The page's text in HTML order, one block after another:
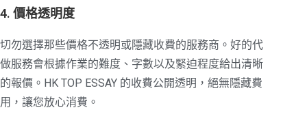
4. 價格透明度
切勿選擇那些價格不透明或隱藏收費的服務商。好的代
做服務會根據作業的難度、字數以及緊迫程度給出清晰
的報價。HK TOP ESSAY 的收費公開透明，絕無隱藏費
用，讓您放心消費。